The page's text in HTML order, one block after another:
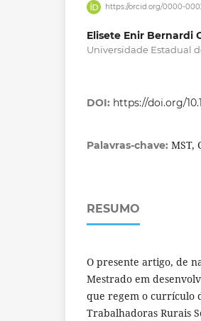
https://orcid.org/0000-
Elisete Enir Bernardi
Universidade Estadual
DOI: https://doi.org/
Palavras-chave: MST,
RESUMO
O presente artigo, de
Mestrado em
que regem o currículo
Trabalhadoras Rurais